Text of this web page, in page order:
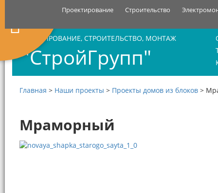
Проектирование Строительство
ПРОЕКТИРОВАНИЕ, СТРОИТЕЛЬСТВО, МОНТАЖ
"СтройГрупп"
Главная > Наши проекты > Проекты домов из блоков >
Мраморный